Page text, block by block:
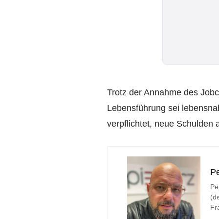
Trotz der Annahme des
Lebensführung sei
verpflichtet, neue Schulden